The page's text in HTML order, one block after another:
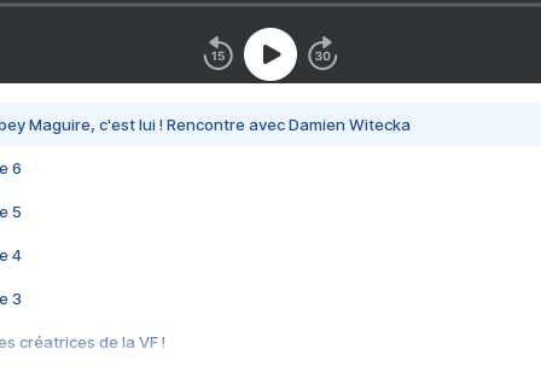
Maguire, c'est lui ! Rencontre avec Damien Witecka
6
5
4
3
créatrices de la VF !